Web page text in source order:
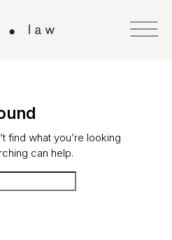
find what you’re looking
can help.